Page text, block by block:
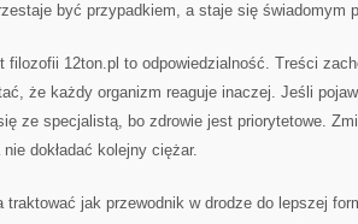
być przypadkiem, a staje się świadomym
filozofii 12ton.pl to odpowiedzialność. Treści
że każdy organizm reaguje inaczej. Jeśli
ze specjalistą, bo zdrowie jest priorytetowe.
dokładać kolejny ciężar.
traktować jak przewodnik w drodze do lepszej